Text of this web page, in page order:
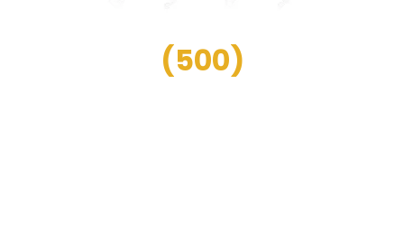
(500)